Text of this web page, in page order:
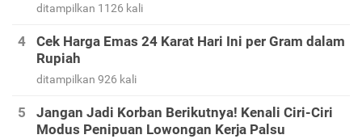
ditampilkan 1126 kali
Cek Harga Emas 24 Karat Hari Ini per Gram dalam
Rupiah
ditampilkan 926 kali
Jangan Jadi Korban Berikutnya! Kenali Ciri-Ciri
Modus Penipuan Lowongan Kerja Palsu